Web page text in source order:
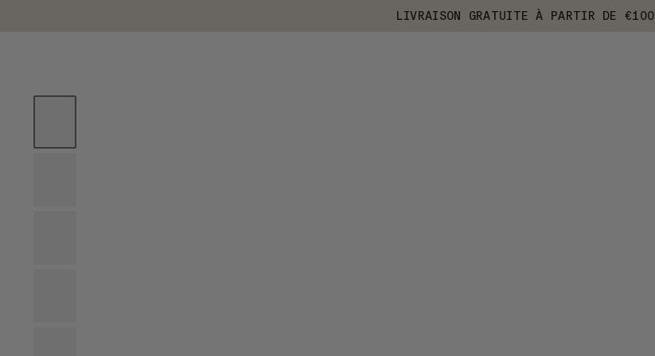
LIVRAISON GRATUITE À PARTIR DE €100